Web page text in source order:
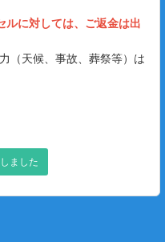
に対しては、ご返金は出
（天候、事故、葬祭等）は
ました